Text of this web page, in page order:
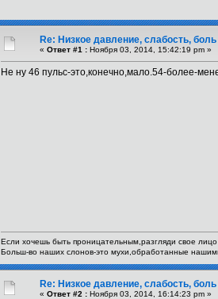
Re: Низкое давление, слабость,
« Ответ #1 : Ноября 03, 2014, 15:42:19 pm »
Не ну 46 пульс-это,конечно,мало.54-более-
Если хочешь быть проницательным,разгляди свое лицо
Больш-во наших слонов-это мухи,обработанные
Re: Низкое давление, слабость,
« Ответ #2 : Ноября 03, 2014, 16:14:23 pm »